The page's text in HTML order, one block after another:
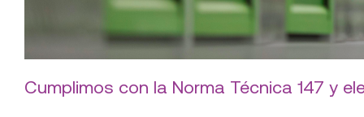
Cumplimos con la Norma Técnica 147 y